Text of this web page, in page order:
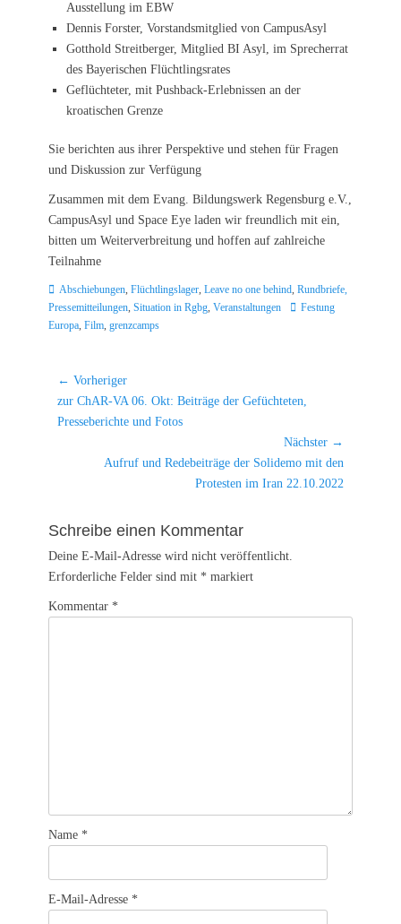
Ausstellung im EBW
Dennis Forster, Vorstandsmitglied von CampusAsyl
Gotthold Streitberger, Mitglied BI Asyl, im Sprecherrat
des Bayerischen Flüchtlingsrates
Geflüchteter, mit Pushback-Erlebnissen an der
kroatischen Grenze
Sie berichten aus ihrer Perspektive und stehen für Fragen
und Diskussion zur Verfügung
Zusammen mit dem Evang. Bildungswerk Regensburg e.V.,
CampusAsyl und Space Eye laden wir freundlich mit ein,
bitten um Weiterverbreitung und hoffen auf zahlreiche
Teilnahme
Kategorien
Abschiebungen, Flüchtlingslager, Leave no one behind, Rundbriefe,
Pressemitteilungen, Situation in Rgbg, Veranstaltungen Schlagworte
Festung
Europa, Film, grenzcamps
Beitragsnavigation
← Vorheriger
Vorheriger
Beitrag:
zur ChAR-VA 06. Okt: Beiträge der Gefüchteten,
Presseberichte und Fotos
Nächster →
Aufruf und Redebeiträge der Solidemo mit den
Protesten im Iran 22.10.2022
Schreibe einen Kommentar
Deine E-Mail-Adresse wird nicht veröffentlicht.
Erforderliche Felder sind mit * markiert
Kommentar *
Name *
E-Mail-Adresse *